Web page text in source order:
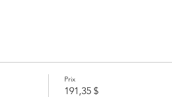
Prix
191,35 $